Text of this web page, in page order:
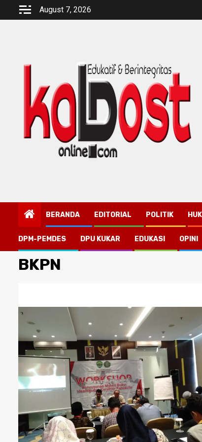
August 7, 2026
BERANDA EDITORIAL POLITIK
DPM-PEMDES DPU KUKAR EDUKASI OPINI
BKPN